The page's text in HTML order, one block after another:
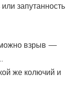
запутанность
взрыв —
же колючий и